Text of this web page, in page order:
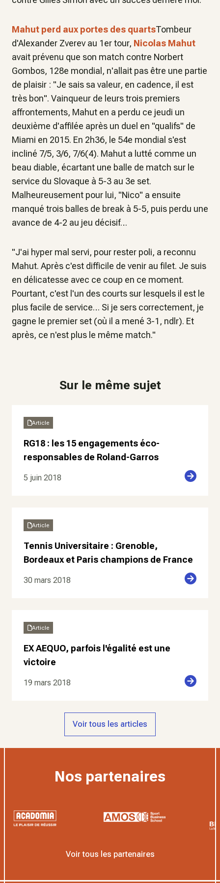
Mahut perd aux portes des quartsTombeur
d'Alexander Zverev au 1er tour, Nicolas Mahut
avait prévenu que son match contre Norbert
Gombos, 128e mondial, n'allait pas être une partie
de plaisir : "Je sais sa valeur, en cadence, il est
très bon". Vainqueur de leurs trois premiers
affrontements, Mahut en a perdu ce jeudi un
deuxième d'affilée après un duel en "qualifs" de
Miami en 2015. En 2h36, le 54e mondial s'est
incliné 7/5, 3/6, 7/6(4). Mahut a lutté comme un
beau diable, écartant une balle de match sur le
service du Slovaque à 5-3 au 3e set.
Malheureusement pour lui, "Nico" a ensuite
manqué trois balles de break à 5-5, puis perdu une
avance de 4-2 au jeu décisif…
"J'ai hyper mal servi, pour rester poli, a reconnu
Mahut. Après c'est difficile de venir au filet. Je suis
en délicatesse avec ce coup en ce moment.
Pourtant, c'est l'un des courts sur lesquels il est le
plus facile de service… Si je sers correctement, je
gagne le premier set (où il a mené 3-1, ndlr). Et
après, ce n'est plus le même match."
Sur le même sujet
Article
RG18 : les 15 engagements éco-
responsables de Roland-Garros
5 juin 2018
Article
Tennis Universitaire : Grenoble,
Bordeaux et Paris champions de France
30 mars 2018
Article
EX AEQUO, parfois l'égalité est une
victoire
19 mars 2018
Voir tous les articles
Nos partenaires
Voir tous les partenaires